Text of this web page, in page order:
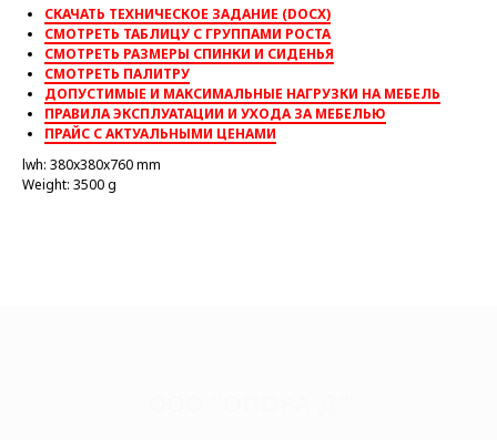
СКАЧАТЬ ТЕХНИЧЕСКОЕ ЗАДАНИЕ (DOCX)
СМОТРЕТЬ ТАБЛИЦУ С ГРУППАМИ РОСТА
СМОТРЕТЬ РАЗМЕРЫ СПИНКИ И СИДЕНЬЯ
СМОТРЕТЬ ПАЛИТРУ
ДОПУСТИМЫЕ И МАКСИМАЛЬНЫЕ НАГРУЗКИ НА МЕБЕЛЬ
ПРАВИЛА ЭКСПЛУАТАЦИИ И УХОДА ЗА МЕБЕЛЬЮ
ПРАЙС С АКТУАЛЬНЫМИ ЦЕНАМИ
lwh: 380x380x760 mm
Weight: 3500 g